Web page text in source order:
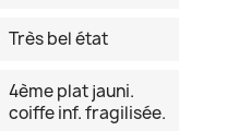
Très bel état
4ème plat jauni.
coiffe inf. fragilisée.